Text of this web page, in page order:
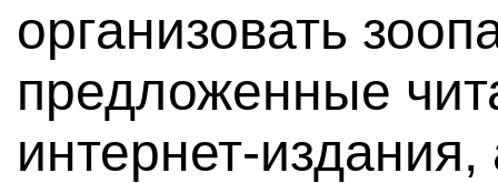
организовать
предложенные
интернет-